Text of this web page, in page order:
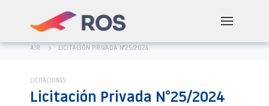
AIR LICITACIÓN PRIVADA N°25/2024
LICITACIONES
Licitación Privada N°25/2024